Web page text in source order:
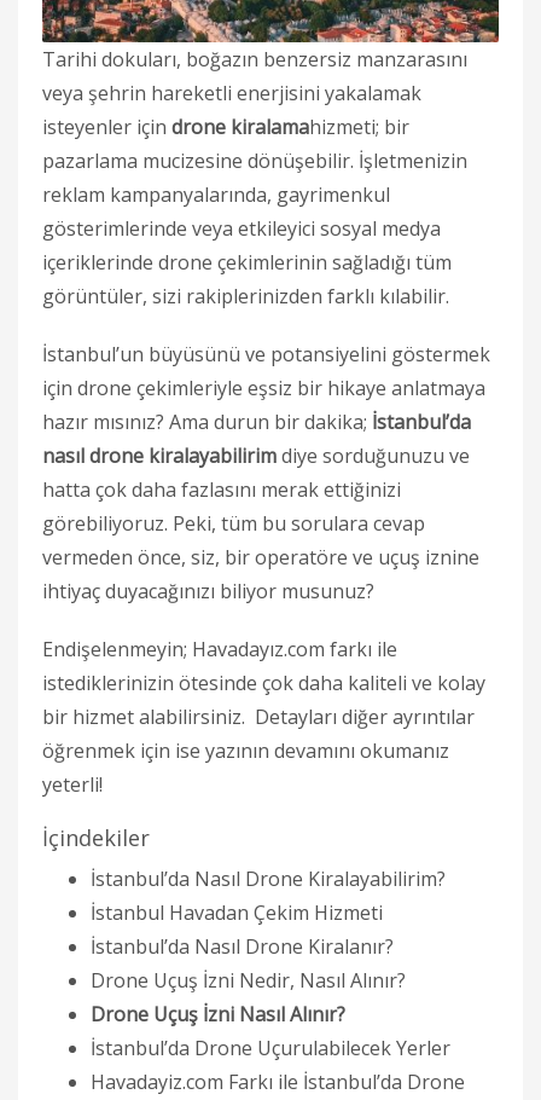
Tarihi dokuları, boğazın benzersiz manzarasını
veya şehrin hareketli enerjisini yakalamak
isteyenler için drone kiralamahizmeti; bir
pazarlama mucizesine dönüşebilir. İşletmenizin
reklam kampanyalarında, gayrimenkul
gösterimlerinde veya etkileyici sosyal medya
içeriklerinde drone çekimlerinin sağladığı tüm
görüntüler, sizi rakiplerinizden farklı kılabilir.
İstanbul’un büyüsünü ve potansiyelini göstermek
için drone çekimleriyle eşsiz bir hikaye anlatmaya
hazır mısınız? Ama durun bir dakika; İstanbul’da
nasıl drone kiralayabilirimdiye sorduğunuzu ve
hatta çok daha fazlasını merak ettiğinizi
görebiliyoruz. Peki, tüm bu sorulara cevap
vermeden önce, siz, bir operatöre ve uçuş iznine
ihtiyaç duyacağınızı biliyor musunuz?
Endişelenmeyin; Havadayız.com farkı ile
istediklerinizin ötesinde çok daha kaliteli ve kolay
bir hizmet alabilirsiniz. Detayları diğer ayrıntılar
öğrenmek için ise yazının devamını okumanız
yeterli!
İçindekiler
İstanbul’da Nasıl Drone Kiralayabilirim?
İstanbul Havadan Çekim Hizmeti
İstanbul’da Nasıl Drone Kiralanır?
Drone Uçuş İzni Nedir, Nasıl Alınır?
Drone Uçuş İzni Nasıl Alınır?
İstanbul’da Drone Uçurulabilecek Yerler
Havadayiz.com Farkı ile İstanbul’da Drone